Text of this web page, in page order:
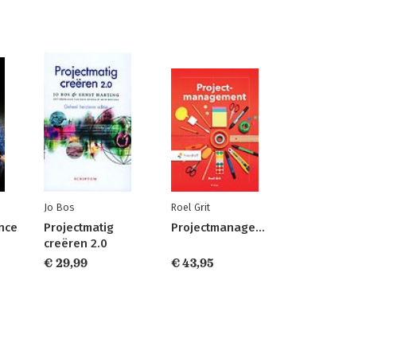
Jo Bos
Projectmatig
creëren 2.0
€ 29,99
Roel Grit
Projectmanagement
€ 43,95